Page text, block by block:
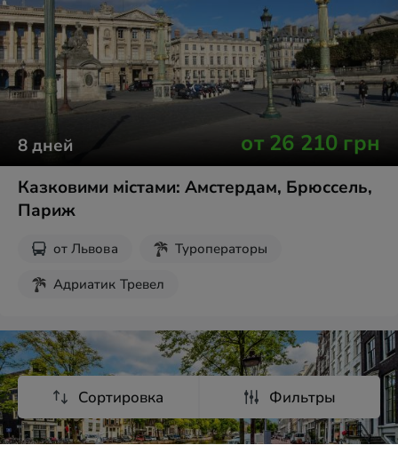
Сортировка
8дней от 26 210 грн
Казковими містами: Амстердам, Брюссель,
Париж
от Львова
Туроператоры
Адриатик Тревел
Парк Кёкенхоф
Новогодние туры
Экскурсии для школьников
Осенние каникулы
Фильтры